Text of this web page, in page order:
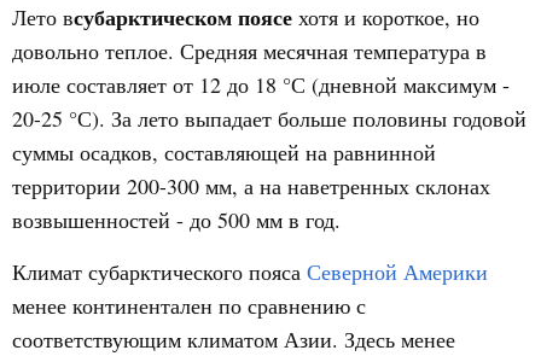
Лето всубарктическом поясе хотя и короткое, но
довольно теплое. Средняя месячная температура в
июле составляет от 12 до 18 °С (дневной максимум -
20-25 °С). За лето выпадает больше половины годовой
суммы осадков, составляющей на равнинной
территории 200-300 мм, а на наветренных склонах
возвышенностей - до 500 мм в год.
Климат субарктического пояса Северной Америки
менее континентален по сравнению с
соответствующим климатом Азии. Здесь менее